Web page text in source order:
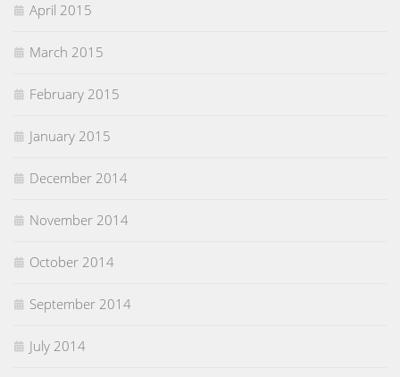
April 2015
March 2015
February 2015
January 2015
December 2014
November 2014
October 2014
September 2014
July 2014